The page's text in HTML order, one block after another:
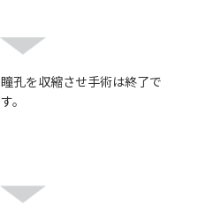
瞳孔を収縮させ手術は終了で
す。